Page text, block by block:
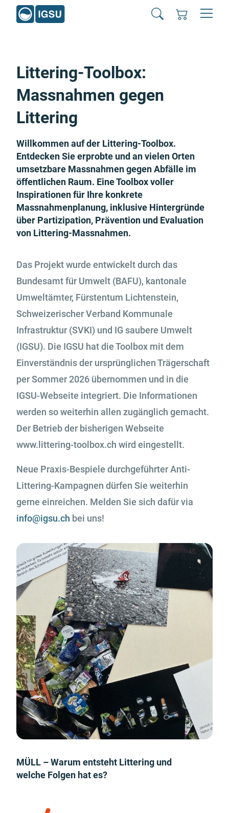
Littering-Toolbox:
Massnahmen gegen
Littering
Willkommen auf der Littering-Toolbox.
Entdecken Sie erprobte und an vielen Orten
umsetzbare Massnahmen gegen Abfälle im
öffentlichen Raum. Eine Toolbox voller
Inspirationen für Ihre konkrete
Massnahmenplanung, inklusive Hintergründe
über Partizipation, Prävention und Evaluation
von Littering-Massnahmen.
Das Projekt wurde entwickelt durch das
Bundesamt für Umwelt (BAFU), kantonale
Umweltämter, Fürstentum Lichtenstein,
Schweizerischer Verband Kommunale
Infrastruktur (SVKI) und IG saubere Umwelt
(IGSU). Die IGSU hat die Toolbox mit dem
Einverständnis der ursprünglichen Trägerschaft
per Sommer 2026 übernommen und in die
IGSU-Webseite integriert. Die Informationen
werden so weiterhin allen zugänglich gemacht.
Der Betrieb der bisherigen Webseite
www.littering-toolbox.ch wird eingestellt.
Neue Praxis-Bespiele durchgeführter Anti-
Littering-Kampagnen dürfen Sie weiterhin
gerne einreichen. Melden Sie sich dafür via
info@igsu.ch bei uns!
MÜLL – Warum entsteht Littering und
welche Folgen hat es?